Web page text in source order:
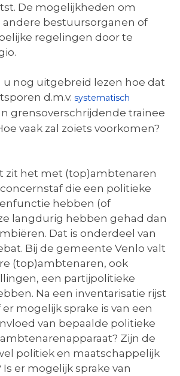
De mogelijkheden om
bestuursorganen of
regelingen door te
u nog uitgebreid lezen hoe dat
d.m.v. systematisch
grensoverschrijdende trainee
vaak zal zoiets voorkomen?
zit het met (top)ambtenaren
die een politieke
hebben (of
langdurig hebben gehad dan
Dat is onderdeel van
Bij de gemeente Venlo valt
(top)ambtenaren, ook
een partijpolitieke
Na een inventarisatie rijst
mogelijk sprake is van een
van bepaalde politieke
Zijn de
politiek en maatschappelijk
er mogelijk sprake van